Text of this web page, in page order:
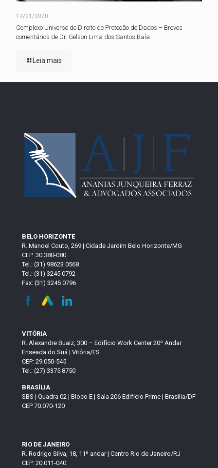
14/01/2020
Complexo Universo do Direito de Proteção de Dados – Breves
comentários de Dr. Gelson Lima dos Santos Baía
Leia mais
BELO HORIZONTE
R. Manoel Couto, 269 | Cidade Jardim Belo Horizonte/MG
CEP: 30.380-080
Tel.: (31) 98623 0568
Tel.: (31) 3245 0792
Fax: (31) 3245 0796
VITÓRIA
R. Alexandre Buaiz, 300 – Edifício Work Center 20º Andar
Enseada do Suá | Vitória/ES
CEP: 29.050-545
Tel.: (27) 3375 8750
BRASÍLIA
SBS | Quadra 02 | Bloco E | Sala 206 Edifício Prime | Brasília/DF
CEP 70.070-120
RIO DE JANEIRO
R. Rodrigo Silva, 18, 11º andar | Centro Rio de Janeiro/RJ
CEP: 20.011-040